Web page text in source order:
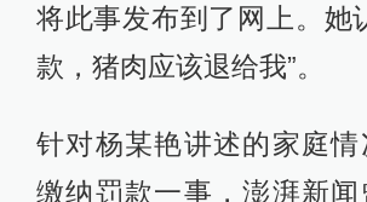
将此事发布到了网上。她
款，猪肉应该退给我”。
针对杨某艳讲述的家庭
缴纳罚款一事，澎湃新